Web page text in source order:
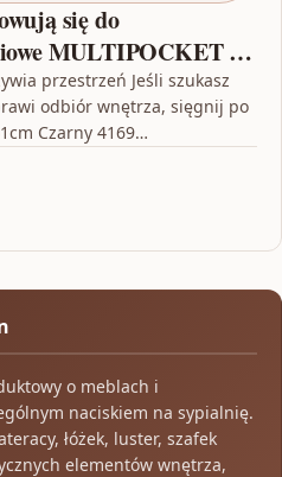
się do
MULTIPOCKET –
na m2 – zapewniają
punktową.Budowa
go w łóżkach z
jednostronny –
powierzchnię
z racji
przestrzeń Jeśli szukasz
odbiór wnętrza, sięgnij po
Czarny 4169…
o meblach i
naciskiem na sypialnię.
łóżek, luster, szafek
elementów wnętrza,